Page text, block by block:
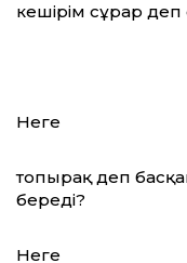
кешірім сұрар
Неге
топырақ деп
береді?
Неге